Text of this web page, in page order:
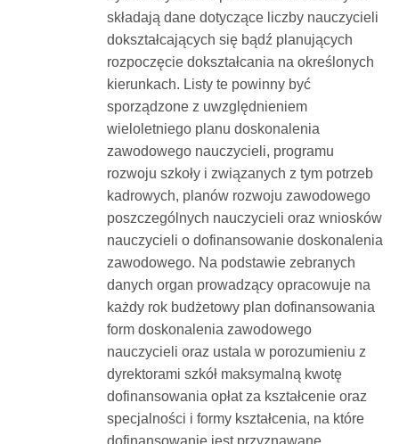
składają dane dotyczące liczby nauczycieli
dokształcających się bądź planujących
rozpoczęcie dokształcania na określonych
kierunkach. Listy te powinny być
sporządzone z uwzględnieniem
wieloletniego planu doskonalenia
zawodowego nauczycieli, programu
rozwoju szkoły i związanych z tym potrzeb
kadrowych, planów rozwoju zawodowego
poszczególnych nauczycieli oraz wniosków
nauczycieli o dofinansowanie doskonalenia
zawodowego. Na podstawie zebranych
danych organ prowadzący opracowuje na
każdy rok budżetowy plan dofinansowania
form doskonalenia zawodowego
nauczycieli oraz ustala w porozumieniu z
dyrektorami szkół maksymalną kwotę
dofinansowania opłat za kształcenie oraz
specjalności i formy kształcenia, na które
dofinansowanie jest przyznawane.